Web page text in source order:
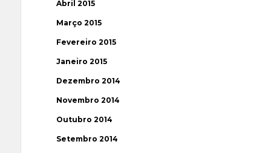
Abril 2015
Março 2015
Fevereiro 2015
Janeiro 2015
Dezembro 2014
Novembro 2014
Outubro 2014
Setembro 2014